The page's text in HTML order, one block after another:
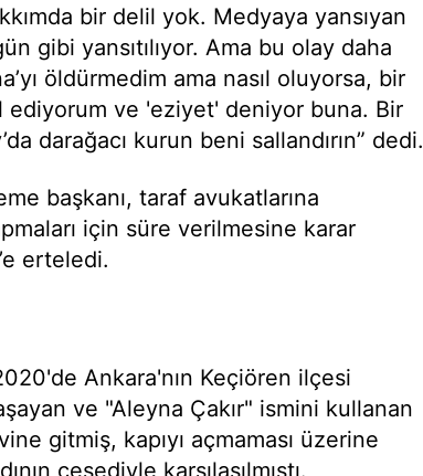
bir delil yok. Medyaya yansıyan
gibi yansıtılıyor. Ama bu olay daha
öldürmedim ama nasıl oluyorsa, bir
ediyorum ve 'eziyet' deniyor buna. Bir
darağacı kurun beni sallandırın” dedi.
başkanı, taraf avukatlarına
için süre verilmesine karar
erteledi.
Ankara'nın Keçiören ilçesi
ve "Aleyna Çakır" ismini kullanan
gitmiş, kapıyı açmaması üzerine
cesediyle karşılaşılmıştı.